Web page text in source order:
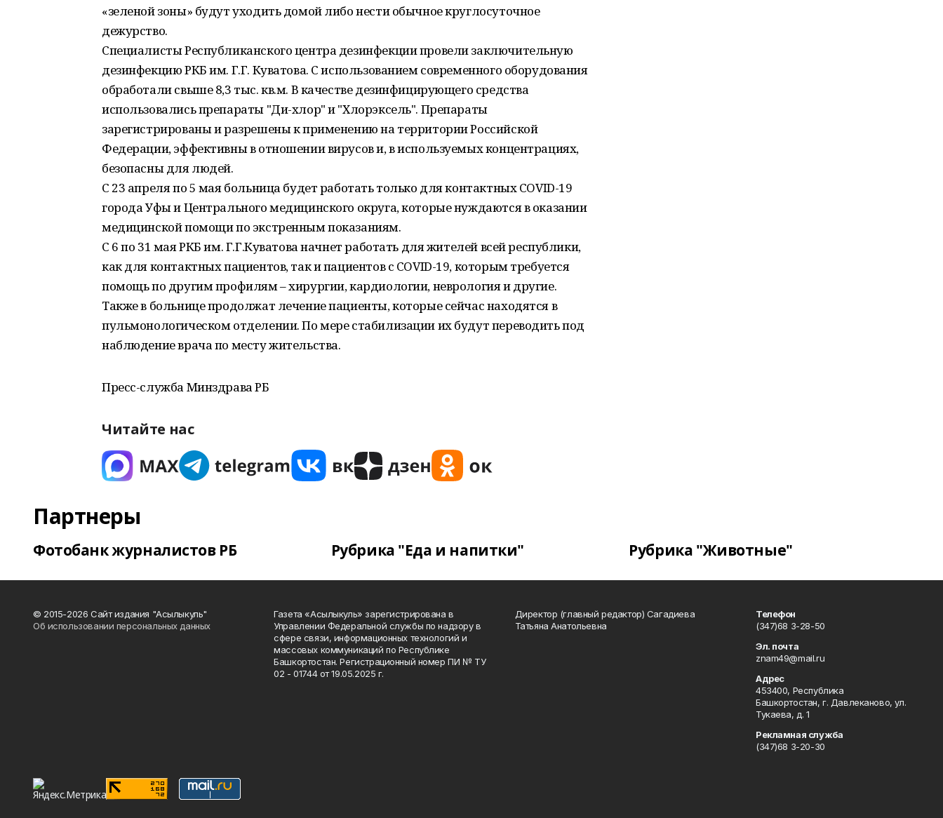
«зеленой зоны» будут уходить домой либо нести обычное круглосуточное
дежурство.
Специалисты Республиканского центра дезинфекции провели заключительную
дезинфекцию РКБ им. Г.Г. Куватова. С использованием современного оборудования
обработали свыше 8,3 тыс. кв.м. В качестве дезинфицирующего средства
использовались препараты "Ди-хлор" и "Хлорэксель". Препараты
зарегистрированы и разрешены к применению на территории Российской
Федерации, эффективны в отношении вирусов и, в используемых концентрациях,
безопасны для людей.
С 23 апреля по 5 мая больница будет работать только для контактных COVID-19
города Уфы и Центрального медицинского округа, которые нуждаются в оказании
медицинской помощи по экстренным показаниям.
С 6 по 31 мая РКБ им. Г.Г.Куватова начнет работать для жителей всей республики,
как для контактных пациентов, так и пациентов с COVID-19, которым требуется
помощь по другим профилям – хирургии, кардиологии, неврология и другие.
Также в больнице продолжат лечение пациенты, которые сейчас находятся в
пульмонологическом отделении. По мере стабилизации их будут переводить под
наблюдение врача по месту жительства.
Пресс-служба Минздрава РБ
Читайте нас
Партнеры
Фотобанк журналистов РБ Рубрика "Еда и напитки" Рубрика "Животные"
© 2015-2026 Сайт издания "Асылыкуль"
Об использовании персональных данных
Газета «Асылыкуль» зарегистрирована в
Управлении Федеральной службы по надзору в
сфере связи, информационных технологий и
массовых коммуникаций по Республике
Башкортостан. Регистрационный номер ПИ № ТУ
02 - 01744 от 19.05.2025 г.
Директор (главный редактор) Сагадиева
Татьяна Анатольевна
Телефон
(347)68 3-28-50
Эл. почта
znam49@mail.ru
Адрес
453400, Республика
Башкортостан, г. Давлеканово, ул.
Тукаева, д. 1
Рекламная служба
(347)68 3-20-30